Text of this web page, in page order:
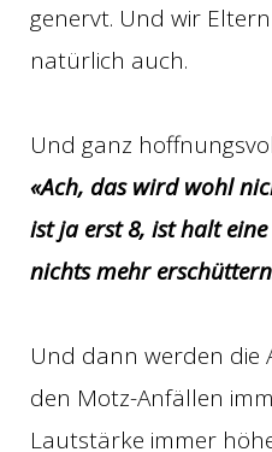
genervt. Und wir
natürlich auch.
Und ganz
«Ach, das wird wohl
ist ja erst 8, ist halt
nichts mehr
Und dann werden die
den Motz-Anfällen
Lautstärke immer